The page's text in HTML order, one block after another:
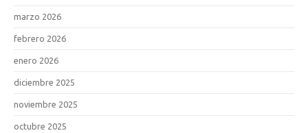
marzo 2026
febrero 2026
enero 2026
diciembre 2025
noviembre 2025
octubre 2025